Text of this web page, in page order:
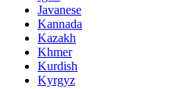
Javanese
Kannada
Kazakh
Khmer
Kurdish
Kyrgyz